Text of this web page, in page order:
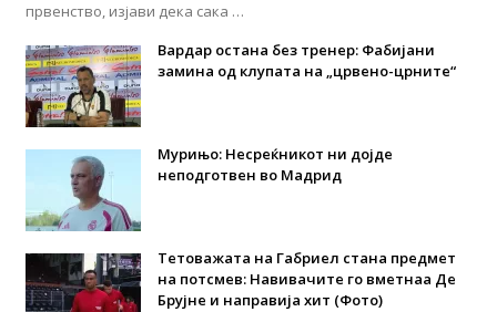
првенство, изјави дека сака …
Вардар остана без тренер: Фабијани
замина од клупата на „црвено-црните“
Мурињо: Несреќникот ни дојде
неподготвен во Мадрид
Тетоважата на Габриел стана предмет
на потсмев: Навивачите го вметнаа Де
Брујне и направија хит (Фото)